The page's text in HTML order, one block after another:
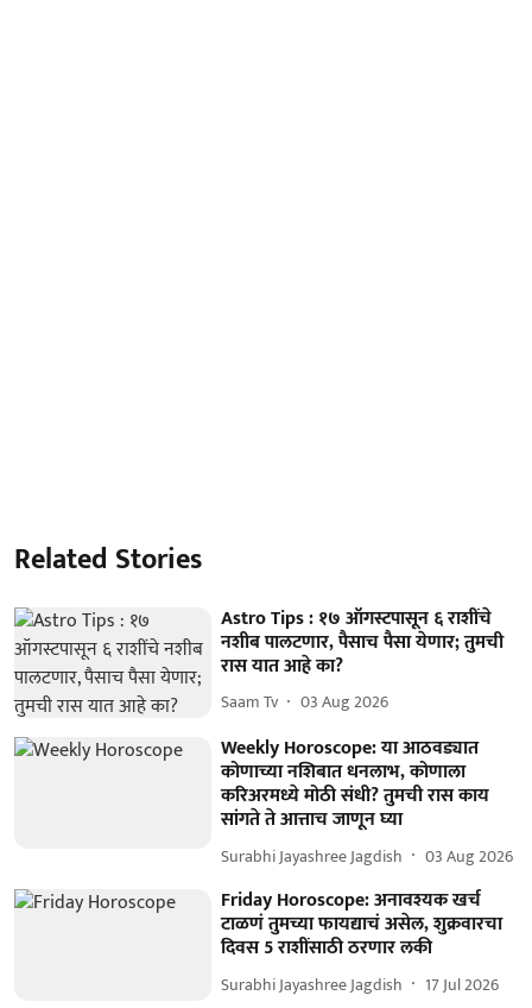
Related Stories
Astro Tips : १७ ऑगस्टपासून ६ राशींचे
नशीब पालटणार, पैसाच पैसा येणार; तुमची
रास यात आहे का?
Saam Tv 03 Aug 2026
Weekly Horoscope: या आठवड्यात
कोणाच्या नशिबात धनलाभ, कोणाला
करिअरमध्ये मोठी संधी? तुमची रास काय
सांगते ते आत्ताच जाणून घ्या
Surabhi Jayashree Jagdish 03 Aug 2026
Friday Horoscope: अनावश्यक खर्च
टाळणं तुमच्या फायद्याचं असेल, शुक्रवारचा
दिवस 5 राशींसाठी ठरणार लकी
Surabhi Jayashree Jagdish 17 Jul 2026